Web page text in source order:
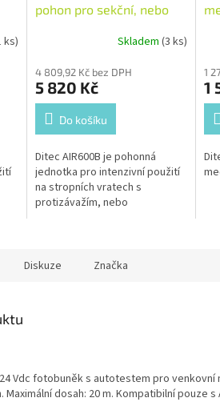
ks)
pohon pro sekční, nebo
Skladem (3 ks)
4 809,92 Kč bez DPH
5 820 Kč
Do košíku
Ditec AIR600B je pohonná
jednotka pro intenzivní použití
na stropních vratech s
protizávažím, nebo
řízením LCU50DC s
1
1
Diskuze Značka
Vdc fotobuněk s autotestem pro venkovní
dosah: 20 m. Kompatibilní pouze s